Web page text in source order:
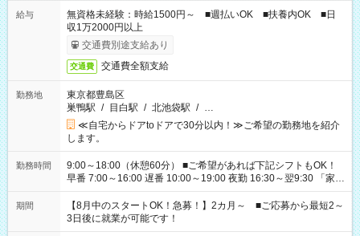
給与
無資格未経験：時給1500円～ ■週払いOK ■扶養内OK ■日
収1万2000円以上
交通費別途支給あり
交通費 交通費全額支給
勤務地
東京都豊島区
巣鴨駅 / 目白駅 / 北池袋駅 / …
≪自宅からドアtoドアで30分以内！≫ご希望の勤務地を紹介
します。
勤務時間
9:00～18:00（休憩60分） ■ご希望があれば下記シフトもOK！
早番 7:00～16:00 遅番 10:00～19:00 夜勤 16:30～翌9:30 「家族
と休みを合わせたい」 「余裕を持って夕飯の準備がしたい」
「できれば残業はしたくない」 など、ご希望を教えてください
ね。 ※Wワーク希望の方へ 今ご覧のお仕事で希望する勤務時間
と、もう1つのお仕事の勤務時間。 合計で週40時間を超える場
期間
【8月中のスタートOK！急募！】2カ月～ ■ご応募から最短2～
3日後に就業が可能です！